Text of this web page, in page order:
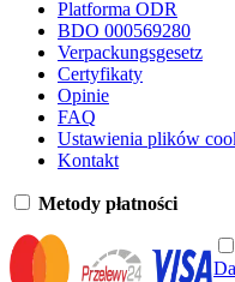
Platforma ODR
BDO 000569280
Verpackungsgesetz
Certyfikaty
Opinie
FAQ
Ustawienia plików
Kontakt
Metody płatności